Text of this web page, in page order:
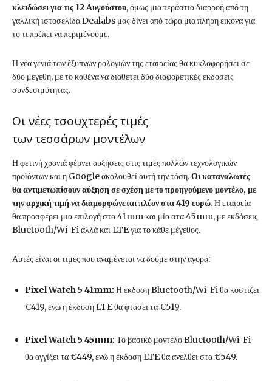
κλειδώσει για τις 12 Αυγούστου, όμως μια τεράστια διαρροή από τη
γαλλική ιστοσελίδα Dealabs μας δίνει από τώρα μια πλήρη εικόνα για
το τι πρέπει να περιμένουμε.
Η νέα γενιά των έξυπνων ρολογιών της εταιρείας θα κυκλοφορήσει σε
δύο μεγέθη, με το καθένα να διαθέτει δύο διαφορετικές εκδόσεις
συνδεσιμότητας.
Οι νέες τσουχτερές τιμές
των τεσσάρων μοντέλων
Η φετινή χρονιά φέρνει αυξήσεις στις τιμές πολλών τεχνολογικών
προϊόντων και η Google ακολουθεί αυτή την τάση.Οι καταναλωτές
θα αντιμετωπίσουν αύξηση σε σχέση με το προηγούμενο μοντέλο, με
την αρχική τιμή να διαμορφώνεται πλέον στα 419 ευρώ. Η εταιρεία
θα προσφέρει μια επιλογή στα 41mm και μία στα 45mm, με εκδόσεις
Bluetooth/Wi-Fi αλλά και LTE για το κάθε μέγεθος.
Αυτές είναι οι τιμές που αναμένεται να δούμε στην αγορά:
Pixel Watch 5 41mm: Η έκδοση Bluetooth/Wi-Fi θα κοστίζει
€419, ενώ η έκδοση LTE θα φτάσει τα €519.
Pixel Watch 5 45mm: Το βασικό μοντέλο Bluetooth/Wi-Fi
θα αγγίξει τα €449, ενώ η έκδοση LTE θα ανέλθει στα €549.